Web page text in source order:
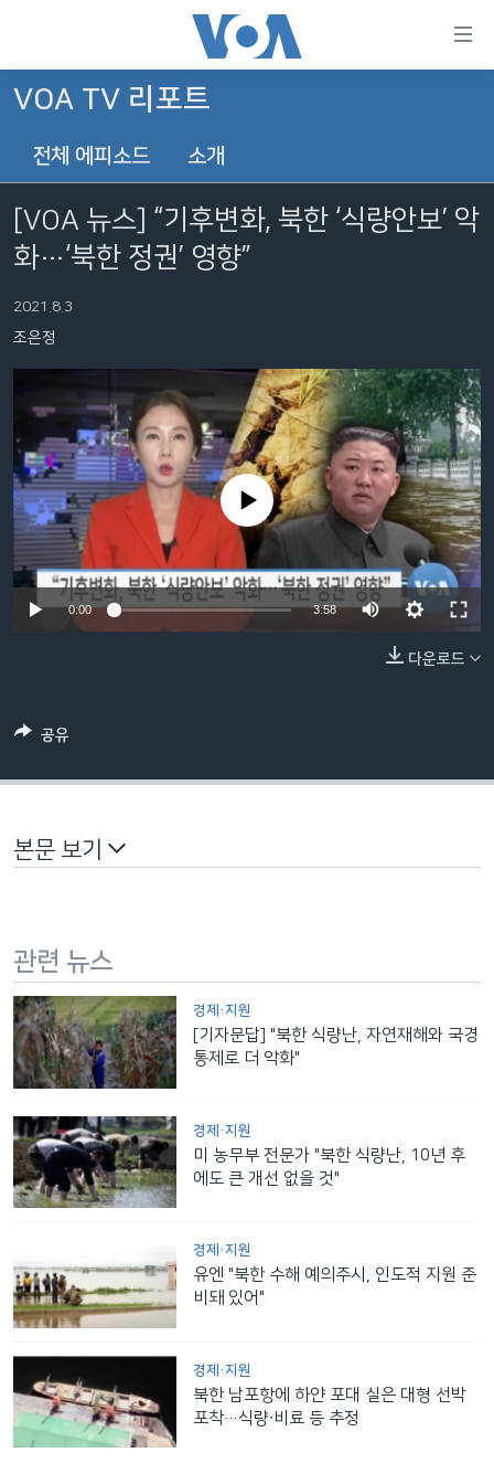
가
크
인
츠
로
인
네
비
게
동
색
이
세계
라디오
프로그램
주파수 안내
언어 선택
VOA TV 리포트
전체 에피소드 소개
[VOA 뉴스] “기후변화, 북한 ‘식량안보’ 악
화…‘북한 정권’ 영향”
2021.8.3
조은정
No media source currently available
0:00 3:58
다운로드
공유
본문 보기
관련 뉴스
경제·지원
[기자문답] "북한 식량난, 자연재해와 국경
통제로 더 악화"
경제·지원
미 농무부 전문가 "북한 식량난, 10년 후
에도 큰 개선 없을 것"
경제·지원
유엔 "북한 수해 예의주시, 인도적 지원 준
비돼 있어"
경제·지원
북한 남포항에 하얀 포대 실은 대형 선박
포착…식량∙비료 등 추정